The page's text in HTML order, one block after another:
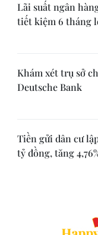
Lãi suất ngân
tiết kiệm 6 tháng
Khám xét trụ sở
Deutsche Bank
Tiền gửi dân cư
tỷ đồng, tăng